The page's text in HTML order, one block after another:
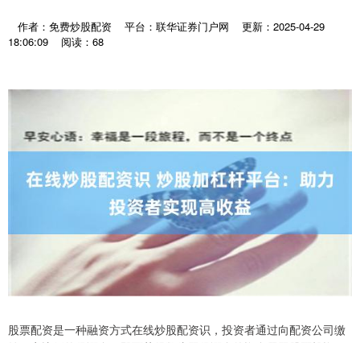
作者：免费炒股配资 平台：联华证券门户网
更新：2025-04-29
18:06:09
阅读：68
股票配资是一种融资方式在线炒股配资识，投资者通过向配资公司缴